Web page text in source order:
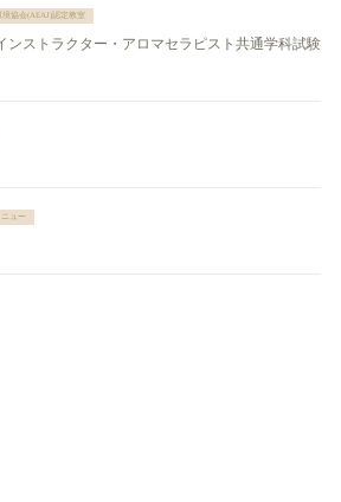
境協会(AEAJ)認定教室
ンストラクター・アロマセラピスト共通学科試験
ュー